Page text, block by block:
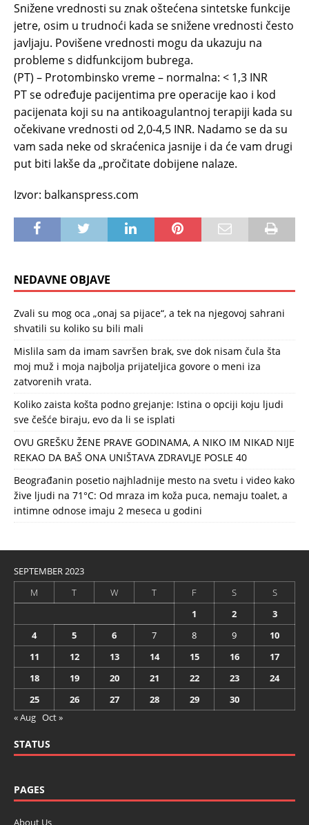
Snižene vrednosti su znak oštećena sintetske funkcije
jetre, osim u trudnoći kada se snižene vrednosti često
javljaju. Povišene vrednosti mogu da ukazuju na
probleme s didfunkcijom bubrega.
(PT) – Protombinsko vreme – normalna: < 1,3 INR
PT se određuje pacijentima pre operacije kao i kod
pacijenata koji su na antikoagulantnoj terapiji kada su
očekivane vrednosti od 2,0-4,5 INR. Nadamo se da su
vam sada neke od skraćenica jasnije i da će vam drugi
put biti lakše da „pročitate dobijene nalaze.
Izvor: balkanspress.com
NEDAVNE OBJAVE
Zvali su mog oca „onaj sa pijace“, a tek na njegovoj sahrani
shvatili su koliko su bili mali
Mislila sam da imam savršen brak, sve dok nisam čula šta
moj muž i moja najbolja prijateljica govore o meni iza
zatvorenih vrata.
Koliko zaista košta podno grejanje: Istina o opciji koju ljudi
sve češće biraju, evo da li se isplati
OVU GREŠKU ŽENE PRAVE GODINAMA, A NIKO IM NIKAD NIJE
REKAO DA BAŠ ONA UNIŠTAVA ZDRAVLJE POSLE 40
Beograđanin posetio najhladnije mesto na svetu i video kako
žive ljudi na 71°C: Od mraza im koža puca, nemaju toalet, a
intimne odnose imaju 2 meseca u godini
SEPTEMBER 2023
M
T W T F S
S
1
2
3
4
5 6 7 8 9
10
11
12 13 14 15 16
17
18
19 20 21 22 23
24
25
26 27 28 29
30
« Aug Oct »
STATUS
PAGES
About Us